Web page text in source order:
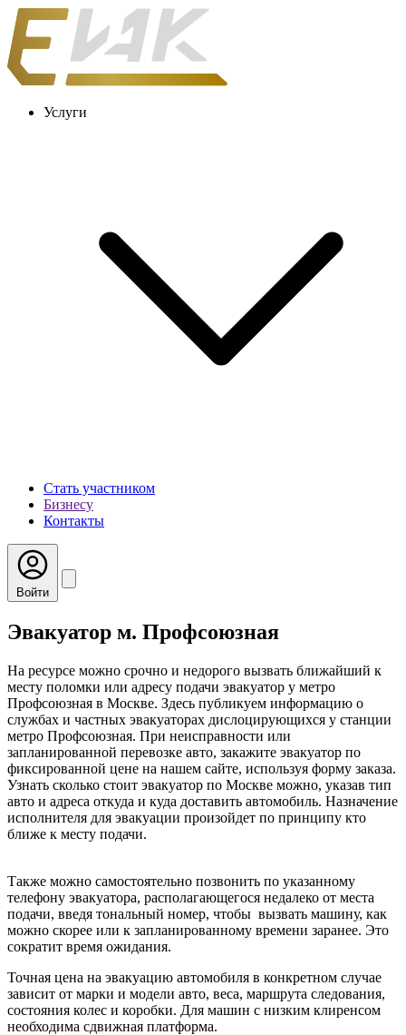
Услуги
Стать участником
Бизнесу
Контакты
Войти
Эвакуатор м. Профсоюзная
На ресурсе можно срочно и недорого вызвать ближайший к
месту поломки или адресу подачи эвакуатор у метро
Профсоюзная в Москве. Здесь публикуем информацию о
службах и частных эвакуаторах дислоцирующихся у станции
метро Профсоюзная. При неисправности или
запланированной перевозке авто, закажите эвакуатор по
фиксированной цене на нашем сайте, используя форму заказа.
Узнать сколько стоит эвакуатор по Москве можно, указав тип
авто и адреса откуда и куда доставить автомобиль. Назначение
исполнителя для эвакуации произойдет по принципу кто
ближе к месту подачи.
Также можно самостоятельно позвонить по указанному
телефону эвакуатора, располагающегося недалеко от места
подачи, введя тональный номер, чтобы вызвать машину, как
можно скорее или к запланированному времени заранее. Это
сократит время ожидания.
Точная цена на эвакуацию автомобиля в конкретном случае
зависит от марки и модели авто, веса, маршрута следования,
состояния колес и коробки. Для машин с низким клиренсом
необходима сдвижная платформа.